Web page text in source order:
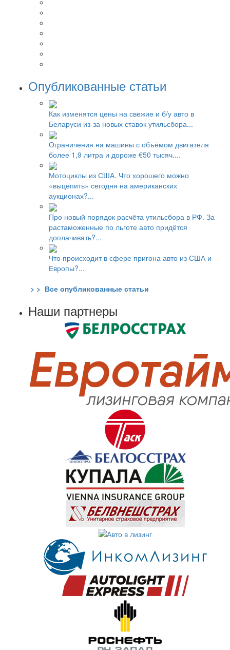
Опубликованные статьи
Как изменятся цены на свежие и б/у авто в
Беларуси из-за новых ставок утильсбора...
Ограничения на машины с объёмом двигателя
более 1,9 литра и дороже €50 тысяч....
Мотоциклы из США. Что хорошего можно
«выцепить» сегодня на американских
аукционах?...
Про новый порядок расчёта утильсбора в РФ. За
растаможенные по льготе авто придётся
доплачивать?...
Что происходит в сфере пригона авто из США и
Европы?...
> > Все опубликованные статьи
Наши партнеры